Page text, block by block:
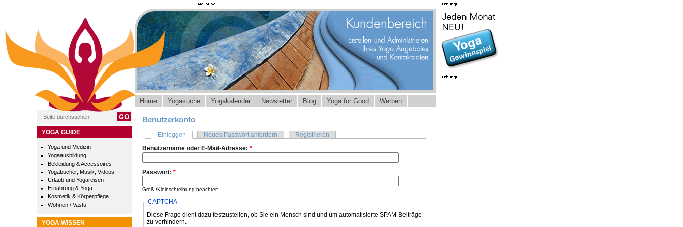
YOGA GUIDE
Yoga und Medizin
Yogaausbildung
Bekleidung & Accessoires
Yogabücher, Musik, Videos
Urlaub und Yogareisen
Ernährung & Yoga
Kosmetik & Körperpflege
Wohnen / Vastu
YOGA WISSEN
Home Yogasuche Yogakalender Newsletter Blog Yoga for Good Werben
Benutzerkonto
Einloggen Neues Passwort anfordern
Registrieren
Benutzername oder E-Mail-Adresse: *
Passwort: *
Groß-/Kleinschreibung beachten.
CAPTCHA
Diese Frage dient dazu festzustellen, ob Sie ein Mensch sind und um automatisierte SPAM-Beiträge
zu verhindern.